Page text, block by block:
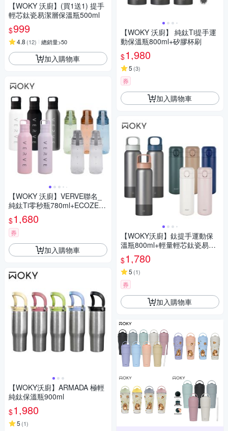
【WOKY 沃廚】(買1送1) 提手
輕芯鈦瓷易潔層保溫瓶500ml
$999
4.8 (12) 總銷量>50
加入購物車
【WOKY 沃廚】VERVE聯名_
純鈦Ti零秒瓶780ml+ECOZEN
透明瓶600ml
$1,680
券
加入購物車
【WOKY沃廚】ARMADA 極輕
純鈦保溫瓶900ml
$1,980
5 (1)
【WOKY 沃廚】 純鈦Ti提手運
動保溫瓶800ml+矽膠杯刷
$1,980
5 (3)
券
加入購物車
【WOKY沃廚】鈦提手運動保
溫瓶800ml+輕量輕芯鈦瓷易潔
層彈蓋保溫瓶450ml
$1,780
5 (1)
券
加入購物車